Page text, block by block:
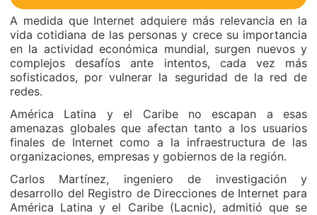
A medida que Internet adquiere más relevancia en la
vida cotidiana de las personas y crece su importancia
en la actividad económica mundial, surgen nuevos y
complejos desafíos ante intentos, cada vez más
sofisticados, por vulnerar la seguridad de la red de
redes.
América Latina y el Caribe no escapan a esas
amenazas globales que afectan tanto a los usuarios
finales de Internet como a la infraestructura de las
organizaciones, empresas y gobiernos de la región.
Carlos Martínez, ingeniero de investigación y
desarrollo del Registro de Direcciones de Internet para
América Latina y el Caribe (Lacnic), admitió que se